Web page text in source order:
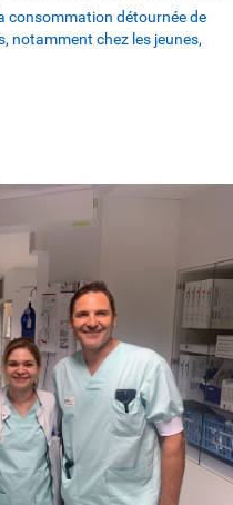
consommation détournée de
notamment chez les jeunes,